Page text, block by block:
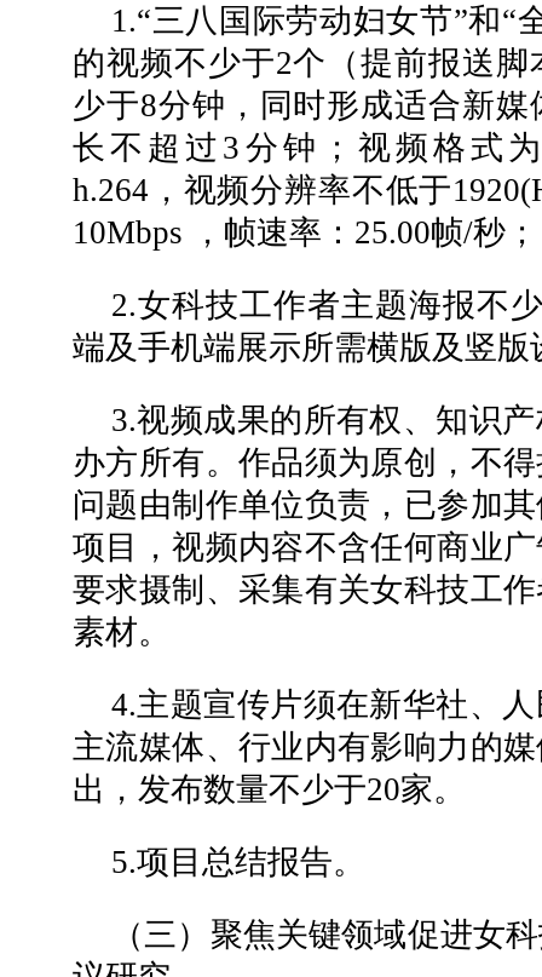
1.“三八国际劳动妇女节”和“
的视频不少于2个（提前报送
少于8分钟，同时形成适合新
长不超过3分钟；视频格式
h.264，视频分辨率不低于
10Mbps ，帧速率：25.00帧/秒；
2.女科技工作者主题海报不
端及手机端展示所需横版及竖版
3.视频成果的所有权、知识
办方所有。作品须为原创，不
问题由制作单位负责，已参加
项目，视频内容不含任何商业
要求摄制、采集有关女科技工
素材。
4.主题宣传片须在新华社、
主流媒体、行业内有影响力的
出，发布数量不少于20家。
5.项目总结报告。
（三）聚焦关键领域促进女